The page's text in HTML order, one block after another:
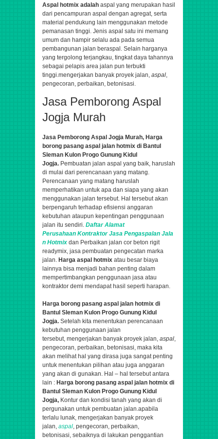
Aspal hotmix adalah aspal yang merupakan hasil
dari pencampuran aspal dengan agregat, serta
material pendukung lain menggunakan metode
pemanasan tinggi. Jenis aspal satu ini memang
umum dan hampir selalu ada pada semua
pembangunan jalan beraspal. Selain harganya
yang tergolong terjangkau, tingkat daya tahannya
sebagai pelapis area jalan pun terbukti
tinggi. mengerjakan banyak proyek jalan, aspal
pengecoran, perbaikan, betonisasi.
Jasa Pemborong Aspal
Jogja Murah
Jasa Pemborong Aspal Jogja Murah, Harga
borong pasang aspal jalan hotmix di Bantul
Sleman Kulon Progo Gunung Kidul
Jogja. Pembuatan jalan aspal yang baik, haruslah
di mulai dari perencanaan yang matang.
Perencanaan yang matang haruslah
memperhatikan untuk apa dan siapa yang akan
menggunakan jalan tersebut. Hal tersebut akan
berpengaruh terhadap efisiensi anggaran
kebutuhan ataupun kepentingan penggunaan
jalan itu sendiri. Daftar Alamat
Perusahaan KontraktorJasa Pengaspalan Jala
n Hotmix dan Perbaikan jalan cor beton rigit
readymix, jasa pembuatan pengecatan marka
jalan. Harga aspal hotmix atau besar biaya
lainnya bisa menjadi bahan penting dalam
mempertimbangkan penggunaan jasa atau
kontraktor demi mendapat hasil seperti harapan.
Harga borong pasang aspal jalan hotmix di
Bantul Sleman Kulon Progo Gunung Kidul
Jogja. Setelah kita menentukan perencanaan
kebutuhan penggunaan jalan
tersebut, mengerjakan banyak proyek jalan, aspal
pengecoran, perbaikan, betonisasi, maka kita
akan melihat hal yang dirasa juga sangat penting
untuk menentukan pilihan atau juga anggaran
yang akan di gunakan. Hal – hal tersebut antara
lain : Harga borong pasang aspal jalan hotmix di
Bantul Sleman Kulon Progo Gunung Kidul
Jogja, Kontur dan kondisi tanah yang akan di
pergunakan untuk pembuatan jalan.apabila
terlalu lunak, mengerjakan banyak proyek
jalan, aspal , pengecoran, perbaikan,
betonisasi, sebaiknya di lakukan penggantian